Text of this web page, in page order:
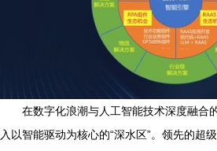
在数字化浪潮与人工智能技术深度融合
入以智能驱动为核心的“深水区”。领先的超